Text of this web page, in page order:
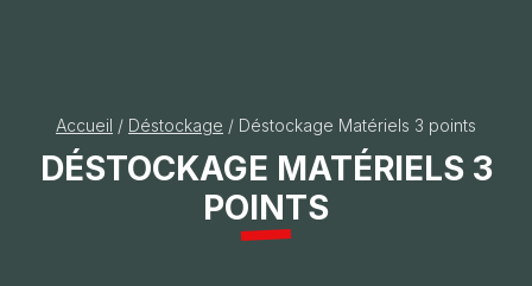
Accueil / Déstockage / Déstockage Matériels 3 points
DÉSTOCKAGE MATÉRIELS 3
POINTS